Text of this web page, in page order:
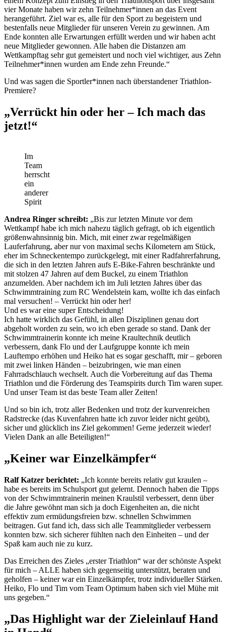
vier Monate haben wir zehn Teilnehmer*innen an das Event
herangeführt. Ziel war es, alle für den Sport zu begeistern und
bestenfalls neue Mitglieder für unseren Verein zu gewinnen. Am
Ende konnten alle Erwartungen erfüllt werden und wir haben acht
neue Mitglieder gewonnen. Alle haben die Distanzen am
Wettkampftag sehr gut gemeistert und noch viel wichtiger, aus Zehn
Teilnehmer*innen wurden am Ende zehn Freunde.“
Und was sagen die Sportler*innen nach überstandener Triathlon-
Premiere?
„Verrückt hin oder her – Ich mach das
jetzt!“
Im
Team
herrscht
ein
anderer
Spirit
Andrea Ringer schreibt: „Bis zur letzten Minute vor dem
Wettkampf habe ich mich nahezu täglich gefragt, ob ich eigentlich
größenwahnsinnig bin. Mich, mit einer zwar regelmäßigen
Lauferfahrung, aber nur von maximal sechs Kilometern am Stück,
eher im Schneckentempo zurückgelegt, mit einer Radfahrerfahrung,
die sich in den letzten Jahren aufs E-Bike-Fahren beschränkte und
mit stolzen 47 Jahren auf dem Buckel, zu einem Triathlon
anzumelden. Aber nachdem ich im Juli letzten Jahres über das
Schwimmtraining zum RC Wendelstein kam, wollte ich das einfach
mal versuchen! – Verrückt hin oder her!
Und es war eine super Entscheidung!
Ich hatte wirklich das Gefühl, in allen Disziplinen genau dort
abgeholt worden zu sein, wo ich eben gerade so stand. Dank der
Schwimmtrainerin konnte ich meine Kraultechnik deutlich
verbessern, dank Flo und der Laufgruppe konnte ich mein
Lauftempo erhöhen und Heiko hat es sogar geschafft, mir – geboren
mit zwei linken Händen – beizubringen, wie man einen
Fahrradschlauch wechselt. Auch die Vorbereitung auf das Thema
Triathlon und die Förderung des Teamspirits durch Tim waren super.
Und unser Team ist das beste Team aller Zeiten!
Und so bin ich, trotz aller Bedenken und trotz der kurvenreichen
Radstrecke (das Kuvenfahren hatte ich zuvor leider nicht geübt),
sicher und glücklich ins Ziel gekommen! Gerne jederzeit wieder!
Vielen Dank an alle Beteiligten!“
„Keiner war Einzelkämpfer“
Ralf Katzer berichtet: „Ich konnte bereits relativ gut kraulen –
habe es bereits im Schulsport gut gelernt. Dennoch haben die Tipps
von der Schwimmtrainerin meinen Kraulstil verbessert, denn über
die Jahre gewöhnt man sich ja doch Eigenheiten an, die nicht
effektiv zum ermüdungsfreien bzw. schnellen Schwimmen
beitragen. Gut fand ich, dass sich alle Teammitglieder verbessern
konnten bzw. sich sicherer fühlten nach den Einheiten – und der
Spaß kam auch nie zu kurz.
Das Erreichen des Zieles „erster Triathlon“ war der schönste Aspekt
für mich – ALLE haben sich gegenseitig unterstützt, beraten und
geholfen – keiner war ein Einzelkämpfer, trotz individueller Stärken.
Heiko, Flo und Tim vom Team Optimum haben sich viel Mühe mit
uns gegeben.“
„Das Highlight war der Zieleinlauf Hand